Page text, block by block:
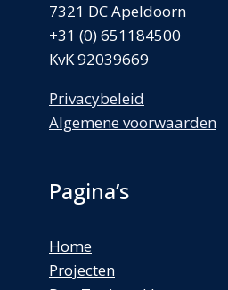
7321 DC Apeldoorn
+31 (0) 651184500
KvK 92039669
Privacybeleid
Algemene voorwaarden
Pagina’s
Home
Projecten